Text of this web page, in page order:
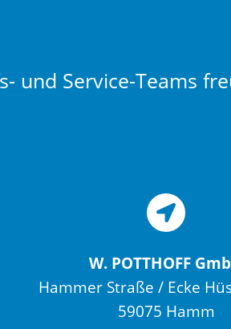
und Service-Teams
W. POTTHOFF
Hammer Straße / Ecke
59075 Hamm